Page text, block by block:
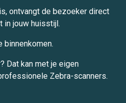
ontvangt de bezoeker direct
in jouw huisstijl.
binnenkomen.
Dat kan met je eigen
Zebra-scanners.